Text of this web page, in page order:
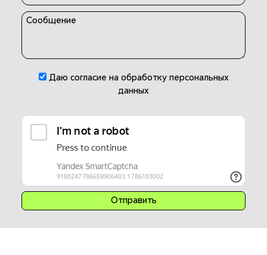
Сообщение
Даю согласие на обработку персональных
данных